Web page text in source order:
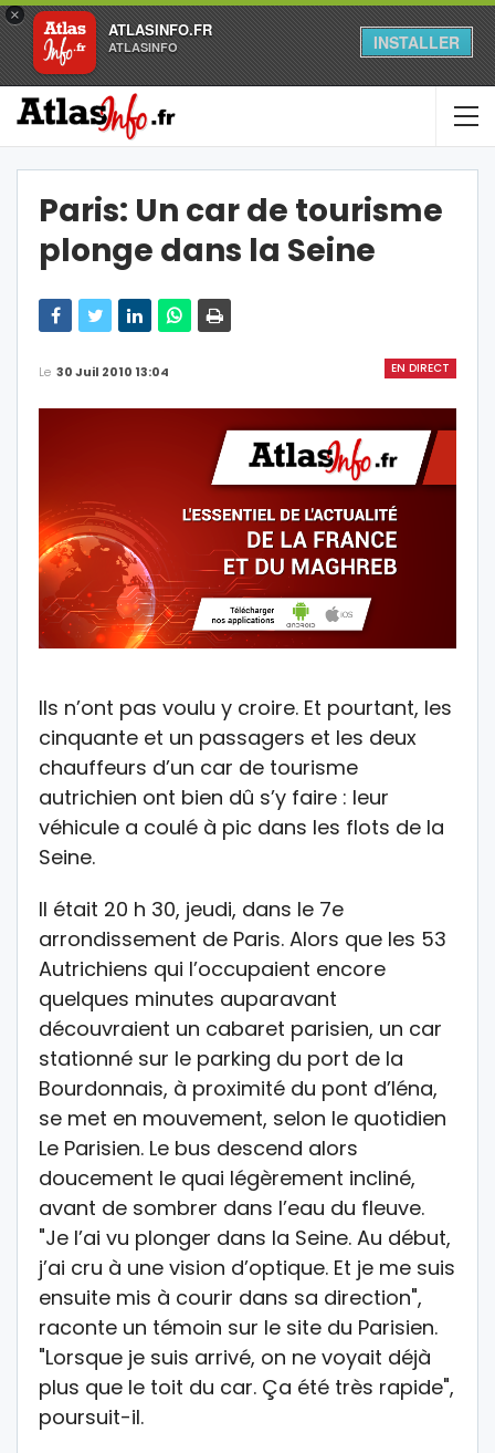
×
ATLASINFO.FR
ATLASINFO INSTALLER
Paris: Un car de tourisme
plonge dans la Seine
EN DIRECT
Le 30 Juil 2010 13:04
Ils n’ont pas voulu y croire. Et pourtant, les
cinquante et un passagers et les deux
chauffeurs d’un car de tourisme
autrichien ont bien dû s’y faire : leur
véhicule a coulé à pic dans les flots de la
Seine.
Il était 20 h 30, jeudi, dans le 7e
arrondissement de Paris. Alors que les 53
Autrichiens qui l’occupaient encore
quelques minutes auparavant
découvraient un cabaret parisien, un car
stationné sur le parking du port de la
Bourdonnais, à proximité du pont d’Iéna,
se met en mouvement, selon le quotidien
Le Parisien. Le bus descend alors
doucement le quai légèrement incliné,
avant de sombrer dans l’eau du fleuve.
"Je l’ai vu plonger dans la Seine. Au début,
j’ai cru à une vision d’optique. Et je me suis
ensuite mis à courir dans sa direction",
raconte un témoin sur le site du Parisien.
"Lorsque je suis arrivé, on ne voyait déjà
plus que le toit du car. Ça été très rapide",
poursuit-il.